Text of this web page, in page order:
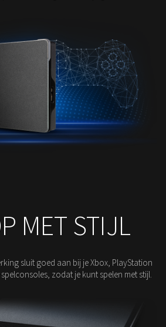
MET STIJL
sluit goed aan bij je Xbox, PlayStation
zodat je kunt spelen met stijl.